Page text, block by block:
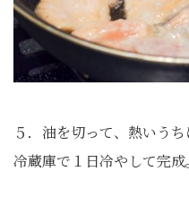
５．油を切って、熱いう
冷蔵庫で１日冷やして完成。